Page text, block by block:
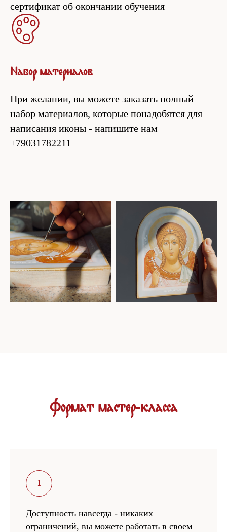
сертификат об окончании обучения
Набор материалов
При желании, вы можете заказать полный
набор материалов, которые понадобятся для
написания иконы - напишите нам
+79031782211
Формат мастер-класса
Доступность навсегда - никаких
ограничений, вы можете работать в своем